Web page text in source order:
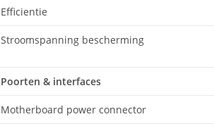
Efficientie
Stroomspanning bescherming
Poorten & interfaces
Motherboard power connector